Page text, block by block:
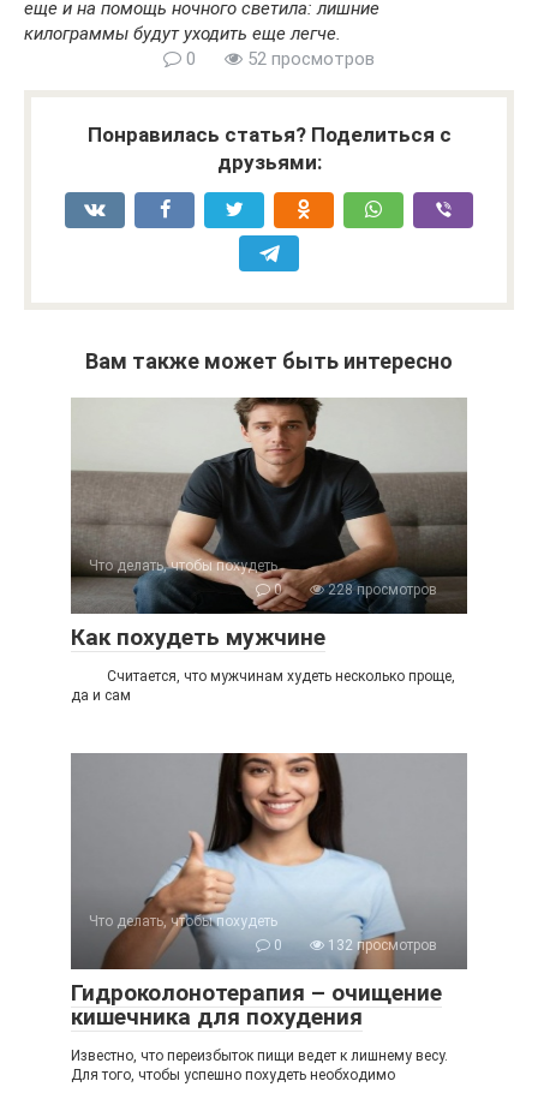
еще и на помощь ночного светила: лишние
килограммы будут уходить еще легче.
0
52 просмотров
Понравилась статья? Поделиться с
друзьями:
Вам также может быть интересно
Что делать, чтобы похудеть
0
228 просмотров
Как похудеть мужчине
Считается, что мужчинам худеть несколько проще,
да и сам
Что делать, чтобы похудеть
0
132 просмотров
Гидроколонотерапия – очищение
кишечника для похудения
Известно, что переизбыток пищи ведет к лишнему весу.
Для того, чтобы успешно похудеть необходимо